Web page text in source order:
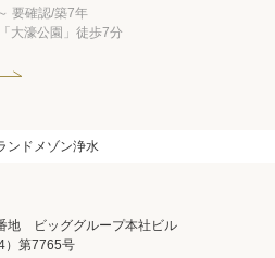
要確認/築7年
大濠公園」徒歩7分
ンドメゾン浄水
地 ビッググループ本社ビル
）第7765号